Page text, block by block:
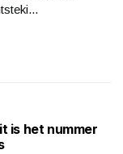
is het nummer